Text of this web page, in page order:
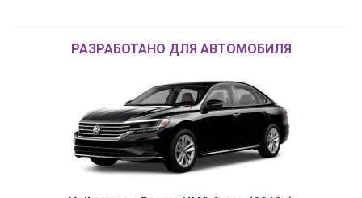
РАЗРАБОТАНО ДЛЯ АВТОМОБИЛЯ